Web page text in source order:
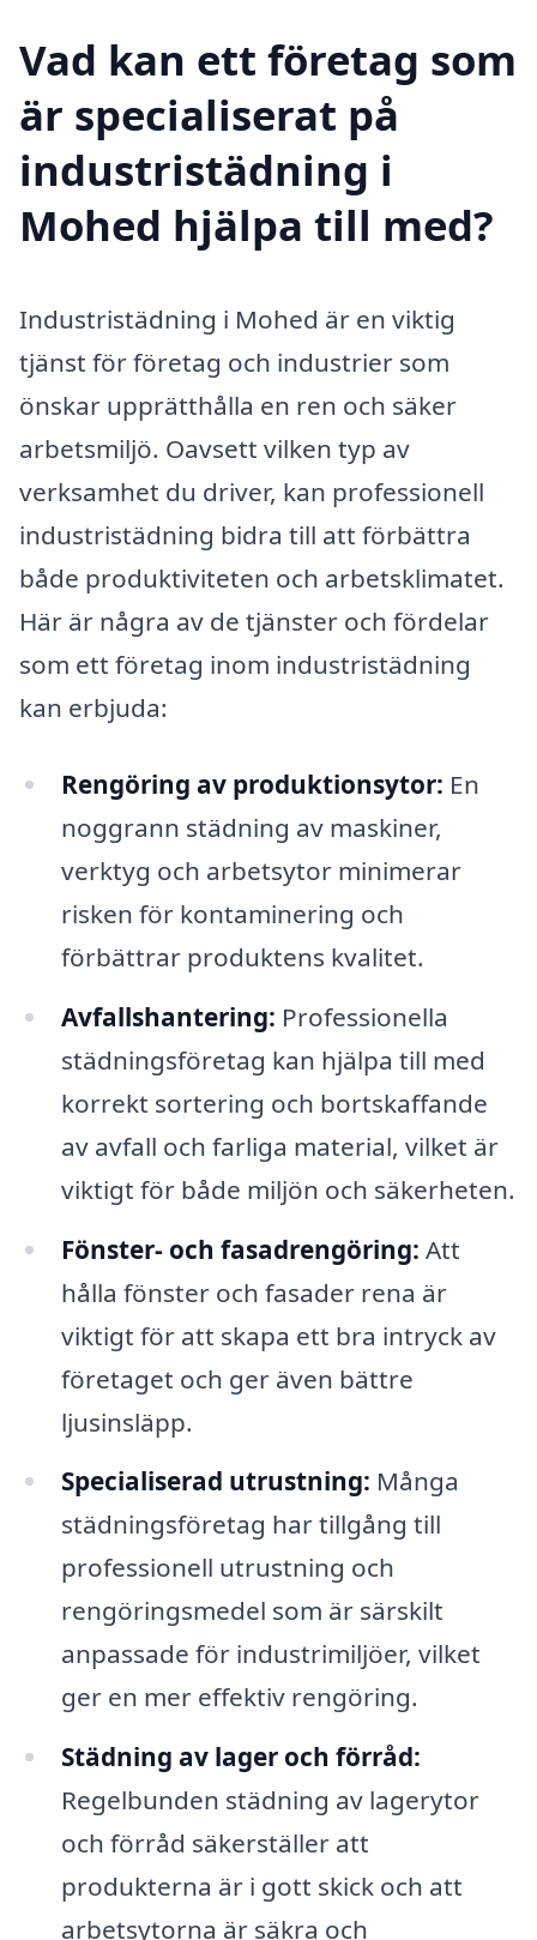
Vad kan ett företag som
är specialiserat på
industristädning i
Mohed hjälpa till med?
Industristädning i Mohed är en viktig
tjänst för företag och industrier som
önskar upprätthålla en ren och säker
arbetsmiljö. Oavsett vilken typ av
verksamhet du driver, kan professionell
industristädning bidra till att förbättra
både produktiviteten och arbetsklimatet.
Här är några av de tjänster och fördelar
som ett företag inom industristädning
kan erbjuda:
Rengöring av produktionsytor: En
noggrann städning av maskiner,
verktyg och arbetsytor minimerar
risken för kontaminering och
förbättrar produktens kvalitet.
Avfallshantering: Professionella
städningsföretag kan hjälpa till med
korrekt sortering och bortskaffande
av avfall och farliga material, vilket är
viktigt för både miljön och säkerheten.
Fönster- och fasadrengöring: Att
hålla fönster och fasader rena är
viktigt för att skapa ett bra intryck av
företaget och ger även bättre
ljusinsläpp.
Specialiserad utrustning: Många
städningsföretag har tillgång till
professionell utrustning och
rengöringsmedel som är särskilt
anpassade för industrimiljöer, vilket
ger en mer effektiv rengöring.
Städning av lager och förråd:
Regelbunden städning av lagerytor
och förråd säkerställer att
produkterna är i gott skick och att
arbetsytorna är säkra och